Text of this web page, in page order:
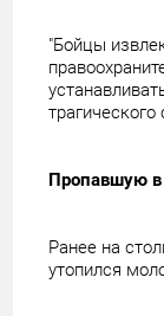
"Бойцы
Пропавшую
Ранее на
утопился